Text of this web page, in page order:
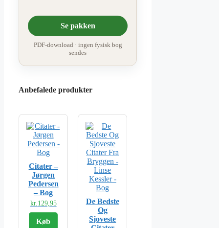
Se pakken
PDF-download · ingen fysisk bog
sendes
Anbefalede produkter
Citater –
Jørgen
Pedersen
– Bog
kr.129,95
Køb
De Bedste
Og
Sjoveste